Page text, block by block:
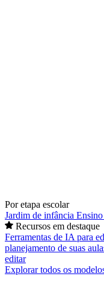
Por etapa escolar
Jardim de infância
Recursos em destaque
Ferramentas de IA para
planejamento de suas
editar
Explorar todos os